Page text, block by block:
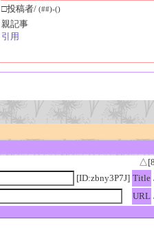
□投稿者/ (##)-()
親記事
引用
[ID:zbny3P7J] Title
URL